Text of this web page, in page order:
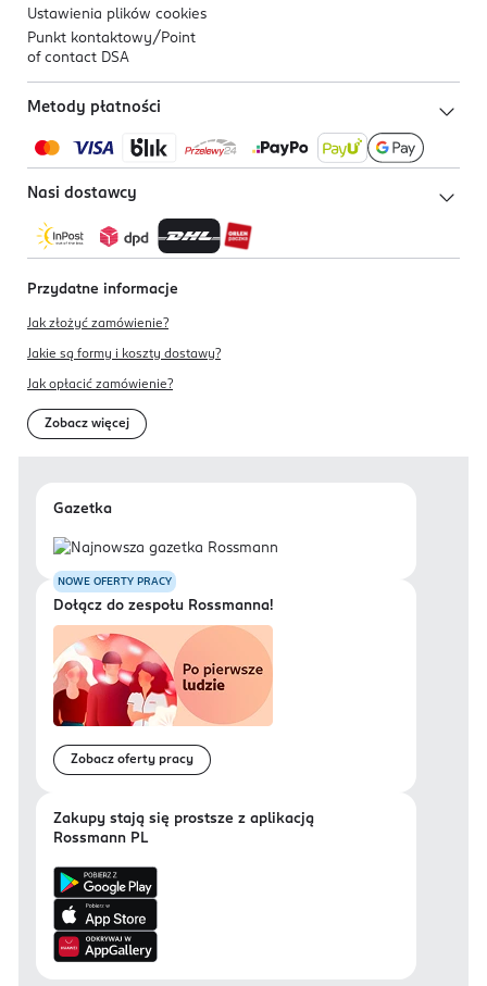
Ustawienia plików cookies
Punkt kontaktowy/ Point
of contact DSA
Metody płatności
Nasi dostawcy
Przydatne informacje
Jak złożyć zamówienie?
Jakie są formy i koszty dostawy?
Jak opłacić zamówienie?
Zobacz więcej
Gazetka
NOWE OFERTY PRACY
Dołącz do zespołu Rossmanna!
Zobacz oferty pracy
Zakupy stają się prostsze z aplikacją
Rossmann PL